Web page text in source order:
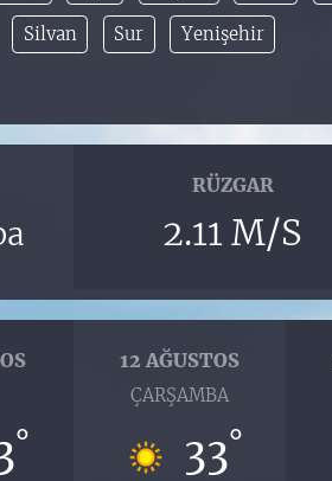
Silvan Sur Yenişehir
RÜZGAR
2.11 M/S
°
12 AĞUSTOS
ÇARŞAMBA
33°